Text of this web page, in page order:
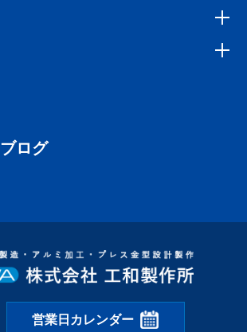
ログ
営業日カレンダー